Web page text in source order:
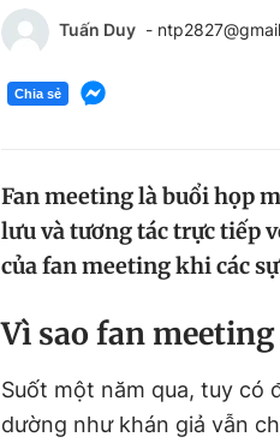
Tuấn Duy -
Chia sẻ
Fan meeting là buổi họp
lưu và tương tác trực tiếp
của fan meeting khi các
Vì sao fan
Suốt một năm qua, tuy có
dường như khán giả vẫn